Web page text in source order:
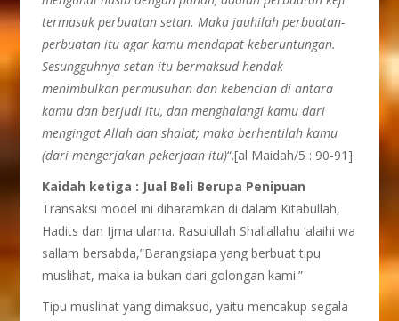
termasuk perbuatan setan. Maka jauhilah perbuatan-
perbuatan itu agar kamu mendapat keberuntungan.
Sesungguhnya setan itu bermaksud hendak
menimbulkan permusuhan dan kebencian di antara
kamu dan berjudi itu, dan menghalangi kamu dari
mengingat Allah dan shalat; maka berhentilah kamu
(dari mengerjakan pekerjaan itu)“.[al Maidah/5 : 90-91]
Kaidah ketiga : Jual Beli Berupa Penipuan
Transaksi model ini diharamkan di dalam Kitabullah,
Hadits dan Ijma ulama. Rasulullah Shallallahu ‘alaihi wa
sallam bersabda,”Barangsiapa yang berbuat tipu
muslihat, maka ia bukan dari golongan kami.”
Tipu muslihat yang dimaksud, yaitu mencakup segala